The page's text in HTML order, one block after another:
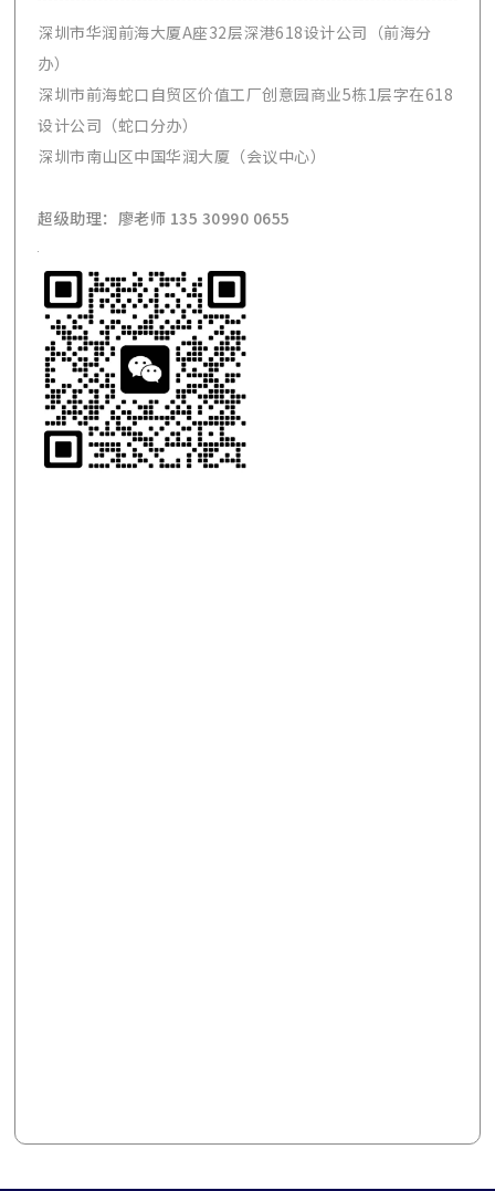
深圳市华润前海大厦A座32层深港618设计公司（前海分
办）
深圳市前海蛇口自贸区价值工厂创意园商业5栋1层字在618
设计公司（蛇口分办）
深圳市南山区中国华润大厦（会议中心）
超级助理：廖老师 135 30990 0655